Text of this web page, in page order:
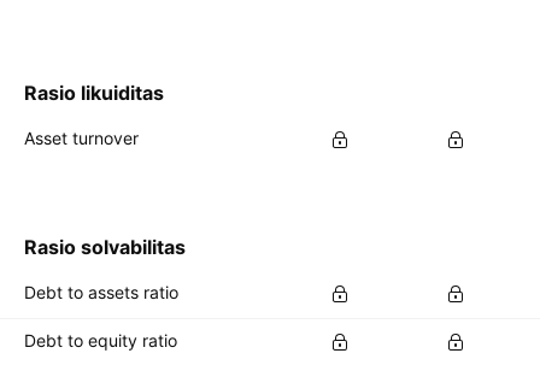
Rasio likuiditas
Asset turnover
Rasio solvabilitas
Debt to assets ratio
Debt to equity ratio